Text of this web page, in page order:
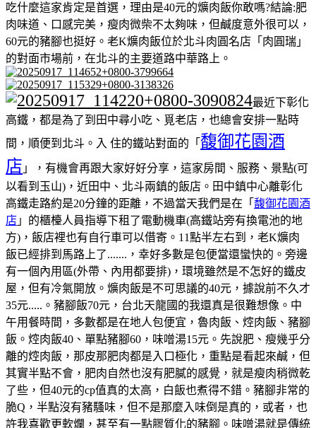
吃什麼這家肯定是首選，理由是40元的爌肉飯你敢嗎?結論:肥
肉味道、口感完美，瘦肉微柴不太夠味，但鹹度意外很可以，
60元的豬腳也挺好。老K爌肉飯位於北斗肉圓名店「肉圓瑞」
的對面市場前，在北斗的主要道路中華路上。
最近下彰化
高鐵，都是為了到田中尋小吃、覓老店，也總會安排一點時
間，順便到北斗。入 住的鐵站對面的「 馥御花園酒
店 」，有機會再跟大家好好分享，這家房間、服務、景點(可
以看到玉山)，近田中、北斗兩鎮的飯店。田中鎮中心離彰化
高鐵走路約是20分鐘的距離，不過當天我們是在「 馥御花園酒
店 」的櫃檯人員指導下租了電動機車(高鐵站旁有換電池的地
方)，飯店裡也有自行車可以借寄。 11點半左右到，老K爌肉
飯已經排到馬路上了.......，幸好多數是包便當還蠻快的。 旁邊
有一個內用區(外帶、內用都要排)，環境雖然是不怎好的鐵皮
屋，但有冷氣開放。 爌肉飯是不可思議的40元，據說前不久才
35元.....。豬腳飯70元，台北天龍國的我還真是很難想像。 中
午用餐時間，多數都是在地人包便宜，魯肉飯、焢肉飯、豬腳
飯。 焢肉飯40、單點豬腳60，味噌湯15元。 先說肥、瘦幾乎分
離的焢肉飯，那皮那肥肉都是入口極化，重點是看起來鹹，但
其實半點不會，肥肉自然也沒有肥膩的感覺，就是瘦肉稍微乾
了些，但40元的cp值真的太高，白飯也煮得不錯。 豬腳非常的
脆Q，半點沒有豬騷味，但不是那麼入味倒是真的，或者，也
許我喜歡更軟爛，甚至有一點膠質化的豬腳。味噌湯就是傳統